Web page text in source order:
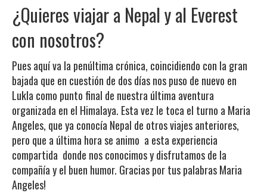
¿Quieres viajar a Nepal y al Everest
con nosotros?
Pues aquí va la penúltima crónica, coincidiendo con la gran
bajada que en cuestión de dos días nos puso de nuevo en
Lukla como punto final de nuestra última aventura
organizada en el Himalaya. Esta vez le toca el turno a Maria
Angeles, que ya conocía Nepal de otros viajes anteriores,
pero que a última hora se animo a esta experiencia
compartida donde nos conocimos y disfrutamos de la
compañía y el buen humor. Gracias por tus palabras Maria
Angeles!